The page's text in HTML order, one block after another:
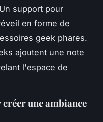
support pour
en forme de
geek phares.
ajoutent une note
l'espace de
une ambiance